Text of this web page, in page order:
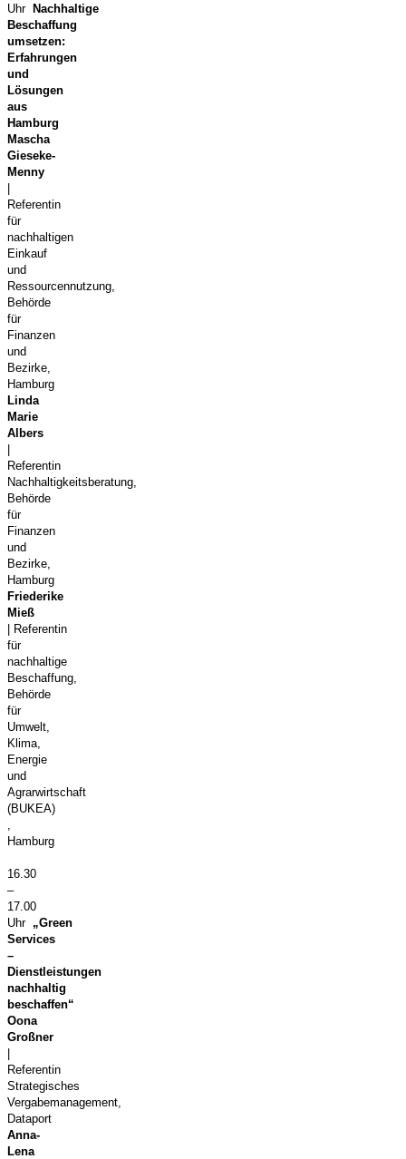
Uhr Nachhaltige
Beschaffung
umsetzen:
Erfahrungen
und
Lösungen
aus
Hamburg
Mascha
Gieseke-
Menny
Referentin
für
nachhaltigen
Einkauf
und
Ressourcennutzung,
Behörde
für
Finanzen
und
Bezirke,
Hamburg
Linda
Marie
Albers
Referentin
Nachhaltigkeitsberatung,
Behörde
für
Finanzen
und
Bezirke,
Hamburg
Friederike
Mieß
| Referentin
für
nachhaltige
Beschaffung,
Behörde
für
Umwelt,
Klima,
Energie
und
Agrarwirtschaft
(BUKEA)
Hamburg
16.30
–
17.00
Uhr „Green
Services
–
Dienstleistungen
nachhaltig
beschaffen“
Oona
Großner
Referentin
Strategisches
Vergabemanagement,
Dataport
Anna-
Lena